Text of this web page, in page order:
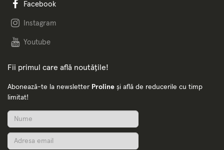
Facebook
Instagram
Youtube
Fii primul care află noutățile!
Abonează-te la newsletter Proline și află de reducerile cu timp
limitat!